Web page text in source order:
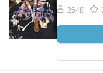
2648